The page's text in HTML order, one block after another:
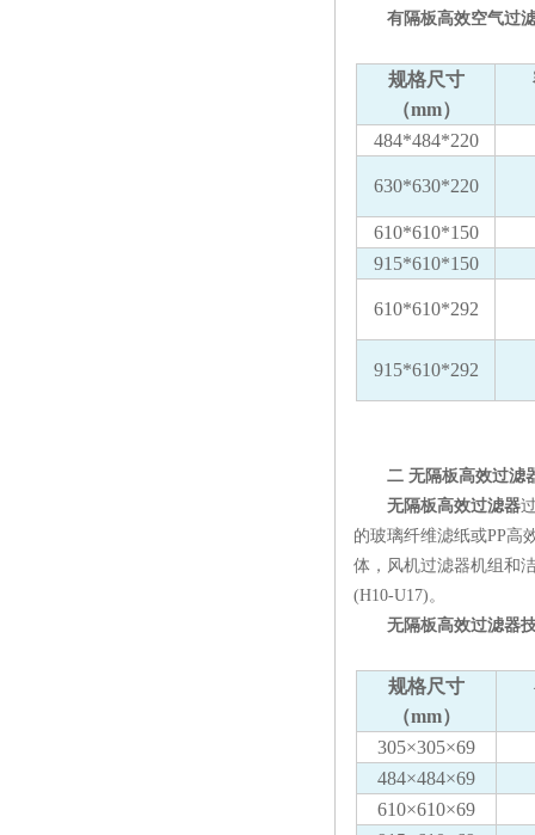
有隔板高效空气过
规格尺寸
（mm）
484*484*220
630*630*220
610*610*150
915*610*150
610*610*292
915*610*292
二 无隔板高效过滤
无隔板高效过滤器
的玻璃纤维滤纸或PP高
体，风机过滤器机组和
(H10-U17)。
无隔板高效过滤器
规格尺寸
（mm）
305×305×69
484×484×69
610×610×69